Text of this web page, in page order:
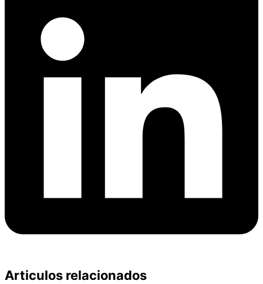
Articulos relacionados